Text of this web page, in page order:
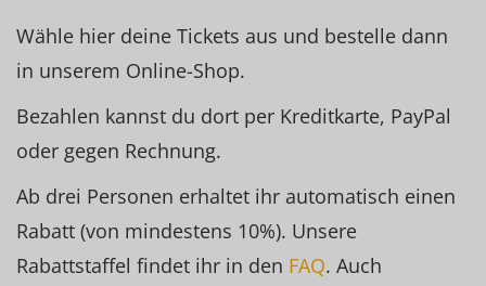
Wähle hier deine Tickets aus und bestelle dann
in unserem Online-Shop.
Bezahlen kannst du dort per Kreditkarte, PayPal
oder gegen Rechnung.
Ab drei Personen erhaltet ihr automatisch einen
Rabatt (von mindestens 10%). Unsere
Rabattstaffel findet ihr in den FAQ. Auch